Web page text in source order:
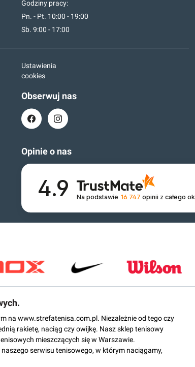
Godziny pracy:
Pn. - Pt. 10:00 - 19:00
Sb. 9:00 - 17:00
Ustawienia
cookies
Obserwuj nas
Opinie o nas
4.9 Na podstawie 16 747 opinii z całego
na www.strefatenisa.com.pl. Niezależnie od tego czy
rakietę, naciąg czy owijkę. Nasz sklep tenisowy
mieszczących się w Warszawie.
serwisu tenisowego, w którym naciągamy,